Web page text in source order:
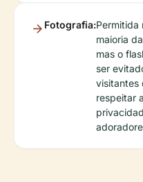
Fotografia:Permitida
maioria
mas o
ser
visitantes
respeitar a